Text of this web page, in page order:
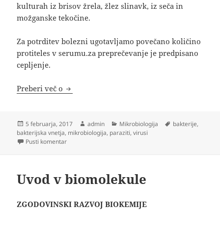
kulturah iz brisov žrela, žlez slinavk, iz seča in
možganske tekočine.
Za potrditev bolezni ugotavljamo povečano količino
protiteles v serumu.za preprečevanje je predpisano
cepljenje.
Preberi več o Virusne okužbe prebavil, Bakterijske
Objavljeno
dne
5 februarja, 2017 Avtor
admin Kategorije
Mikrobiologija Oznake
bakterije,
bakterijska vnetja, mikrobiologija, paraziti,virusi
Pusti komentarna Virusne okužbe prebavil, Bakterijske okužbe
Uvod v biomolekule
ZGODOVINSKI RAZVOJ BIOKEMIJE